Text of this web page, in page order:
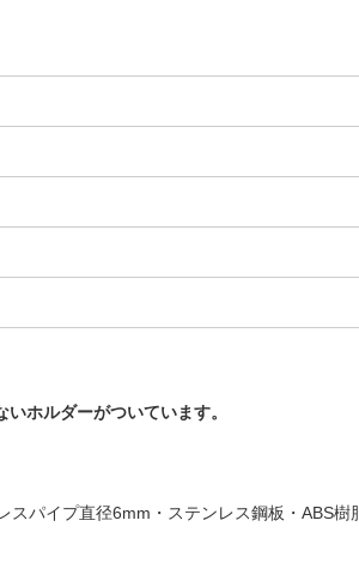
ホルダーがついています。
パイプ直径6mm・ステンレス鋼板・ABS樹